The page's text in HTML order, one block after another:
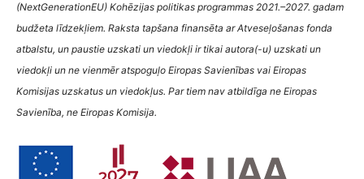
(NextGenerationEU) Kohēzijas politikas programmas 2021.–2027. gadam
budžeta līdzekļiem. Raksta tapšana finansēta ar Atveseļošanas fonda
atbalstu, un paustie uzskati un viedokļi ir tikai autora(-u) uzskati un
viedokļi un ne vienmēr atspoguļo Eiropas Savienības vai Eiropas
Komisijas uzskatus un viedokļus. Par tiem nav atbildīga ne Eiropas
Savienība, ne Eiropas Komisija.